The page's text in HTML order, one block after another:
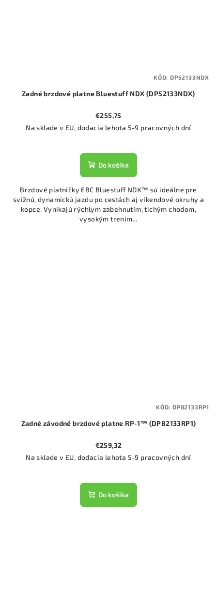
Zadné brzdové platne Bluestuff NDX (DP52133NDX)
€255,75
Na sklade v EU, dodacia lehota 5-9 pracovných dní
Do košíka
Brzdové platničky EBC Bluestuff NDX™ sú ideálne pre
svižnú, dynamickú jazdu po cestách aj víkendové okruhy a
kopce. Vynikajú rýchlym zabehnutím, tichým chodom,
vysokým trením...
KÓD: DP52133NDX
Zadné závodné brzdové platne RP-1™ (DP82133RP1)
€259,32
Na sklade v EU, dodacia lehota 5-9 pracovných dní
Do košíka
KÓD: DP82133RP1